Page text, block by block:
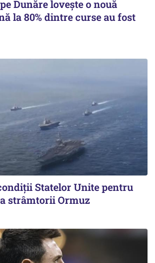
Dunăre lovește o nouă
la 80% dintre curse au fost
Statelor Unite pentru
strâmtorii Ormuz